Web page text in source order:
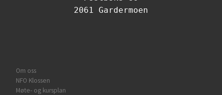
2061 Gardermoen
Om oss
NFO Klossen
Møte- og kursplan